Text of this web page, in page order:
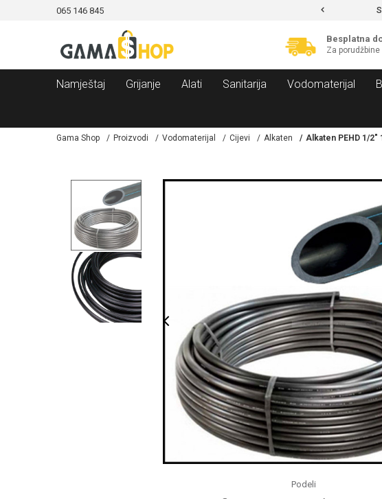
065 146 845
Besplatna
Za porudžbine
Namještaj Grijanje Alati Sanitarija Vodomaterijal
Gama Shop Proizvodi Vodomaterijal Cijevi Alkaten Alkaten PEHD 1/2"
Podeli